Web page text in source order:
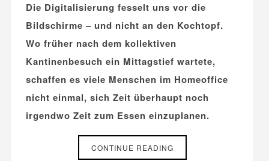
Die Digitalisierung fesselt uns vor die
Bildschirme – und nicht an den Kochtopf.
Wo früher nach dem kollektiven
Kantinenbesuch ein Mittagstief wartete,
schaffen es viele Menschen im Homeoffice
nicht einmal, sich Zeit überhaupt noch
irgendwo Zeit zum Essen einzuplanen.
CONTINUE READING